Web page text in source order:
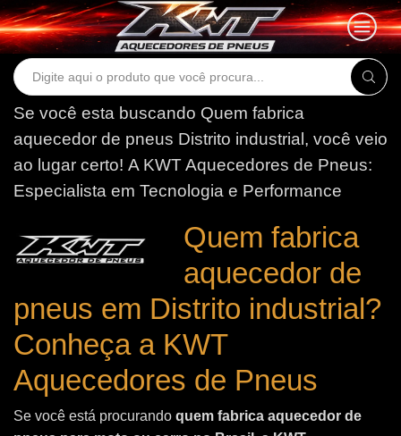
Search
Se você esta buscando Quem fabrica
aquecedor de pneus Distrito industrial, você veio
ao lugar certo! A KWT Aquecedores de Pneus:
Especialista em Tecnologia e Performance
Quem fabrica
aquecedor de
pneus em Distrito industrial?
Conheça a KWT
Aquecedores de Pneus
Se você está procurando quem fabrica aquecedor de